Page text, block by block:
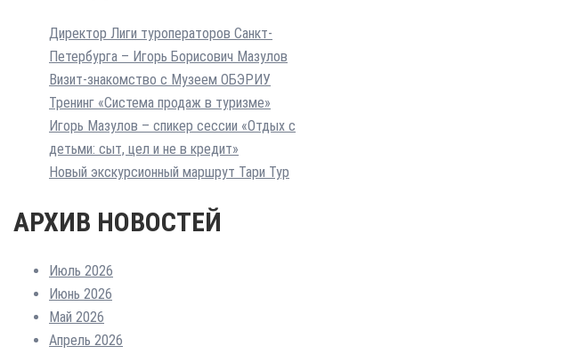
Директор Лиги туроператоров Санкт-
Петербурга – Игорь Борисович Мазулов
Визит-знакомство с Музеем ОБЭРИУ
Тренинг «Система продаж в туризме»
Игорь Мазулов – спикер сессии «Отдых с
детьми: сыт, цел и не в кредит»
Новый экскурсионный маршрут Тари Тур
АРХИВ НОВОСТЕЙ
Июль 2026
Июнь 2026
Май 2026
Апрель 2026